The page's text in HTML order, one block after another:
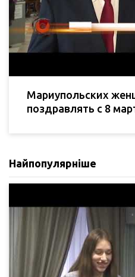
Мариупольских
поздравлять с 8
Найпопулярніше